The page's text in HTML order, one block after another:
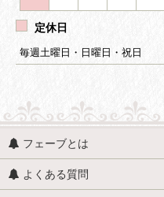
定休日
毎週土曜日・日曜日・祝日
フェーブとは
よくある質問